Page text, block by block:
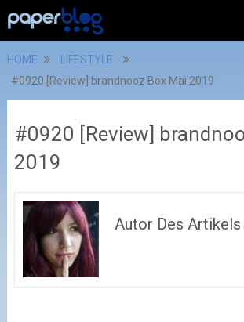
HOME
LIFESTYLE
#0920 [Review] brandnooz Box Mai 2019
#0920 [Review]
2019
Autor Des Artikels